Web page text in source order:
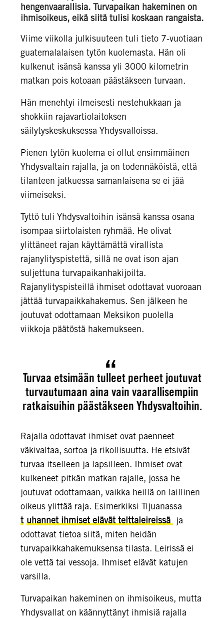
hengenvaarallisia. Turvapaikan hakeminen on
ihmisoikeus, eikä siitä tulisi koskaan rangaista.
Viime viikolla julkisuuteen tuli tieto 7-vuotiaan
guatemalalaisen tytön kuolemasta. Hän oli
kulkenut isänsä kanssa yli 3000 kilometrin
matkan pois kotoaan päästäkseen turvaan.
Hän menehtyi ilmeisesti nestehukkaan ja
shokkiin rajavartiolaitoksen
säilytyskeskuksessa Yhdysvalloissa.
Pienen tytön kuolema ei ollut ensimmäinen
Yhdysvaltain rajalla, ja on todennäköistä, että
tilanteen jatkuessa samanlaisena se ei jää
viimeiseksi.
Tyttö tuli Yhdysvaltoihin isänsä kanssa osana
isompaa siirtolaisten ryhmää. He olivat
ylittäneet rajan käyttämättä virallista
rajanylityspistettä, sillä ne ovat ison ajan
suljettuna turvapaikanhakijoilta.
Rajanylityspisteillä ihmiset odottavat vuoroaan
jättää turvapaikkahakemus. Sen jälkeen he
joutuvat odottamaan Meksikon puolella
viikkoja päätöstä hakemukseen.
Turvaa etsimään tulleet perheet joutuvat
turvautumaan aina vain vaarallisempiin
ratkaisuihin päästäkseen Yhdysvaltoihin.
Rajalla odottavat ihmiset ovat paenneet
väkivaltaa, sortoa ja rikollisuutta. He etsivät
turvaa itselleen ja lapsilleen. Ihmiset ovat
kulkeneet pitkän matkan rajalle, jossa he
joutuvat odottamaan, vaikka heillä on laillinen
oikeus ylittää raja. Esimerkiksi Tijuanassa
t uhannet ihmiset elävät telttaleireissä
ja
odottavat tietoa siitä, miten heidän
turvapaikkahakemuksensa tilasta. Leirissä ei
ole vettä tai vessoja. Ihmiset elävät katujen
varsilla.
Turvapaikan hakeminen on ihmisoikeus, mutta
Yhdysvallat on käännyttänyt ihmisiä rajalla